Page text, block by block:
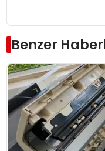
Benzer